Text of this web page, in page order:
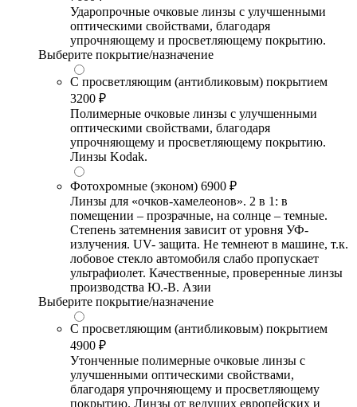
Ударопрочные очковые линзы с улучшенными
оптическими свойствами, благодаря
упрочняющему и просветляющему покрытию.
Выберите покрытие/назначение
С просветляющим (антибликовым) покрытием
3200 ₽
Полимерные очковые линзы с улучшенными
оптическими свойствами, благодаря
упрочняющему и просветляющему покрытию.
Линзы Kodak.
Фотохромные (эконом) 6900 ₽
Линзы для «очков-хамелеонов». 2 в 1: в
помещении – прозрачные, на солнце – темные.
Степень затемнения зависит от уровня УФ-
излучения. UV- защита. Не темнеют в машине, т.к.
лобовое стекло автомобиля слабо пропускает
ультрафиолет. Качественные, проверенные линзы
производства Ю.-В. Азии
Выберите покрытие/назначение
С просветляющим (антибликовым) покрытием
4900 ₽
Утонченные полимерные очковые линзы с
улучшенными оптическими свойствами,
благодаря упрочняющему и просветляющему
покрытию. Линзы от ведущих европейских и